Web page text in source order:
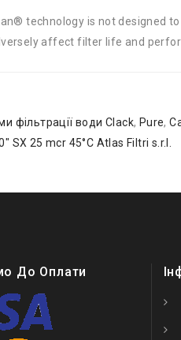
technology is not designed
affect filter life and
фільтрації води Clack, Pure,
SX 25 mcr 45°C Atlas Filtri s.r.l.
До Оплати